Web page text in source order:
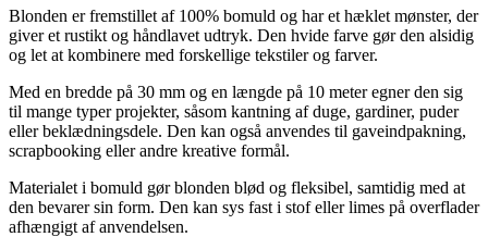
Blonden er fremstillet af 100% bomuld og har et hæklet mønster, der
giver et rustikt og håndlavet udtryk. Den hvide farve gør den alsidig
og let at kombinere med forskellige tekstiler og farver.
Med en bredde på 30 mm og en længde på 10 meter egner den sig
til mange typer projekter, såsom kantning af duge, gardiner, puder
eller beklædningsdele. Den kan også anvendes til gaveindpakning,
scrapbooking eller andre kreative formål.
Materialet i bomuld gør blonden blød og fleksibel, samtidig med at
den bevarer sin form. Den kan sys fast i stof eller limes på overflader
afhængigt af anvendelsen.